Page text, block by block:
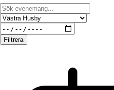
Filtrera